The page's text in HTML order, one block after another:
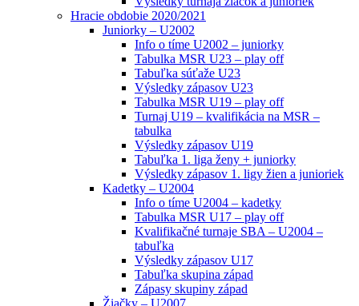
Hracie obdobie 2020/2021
Juniorky – U2002
Info o tíme U2002 – juniorky
Tabulka MSR U23 – play off
Tabuľka súťaže U23
Výsledky zápasov U23
Tabulka MSR U19 – play off
Turnaj U19 – kvalifikácia na MSR –
tabulka
Výsledky zápasov U19
Tabuľka 1. liga ženy + juniorky
Výsledky zápasov 1. ligy žien a junioriek
Kadetky – U2004
Info o tíme U2004 – kadetky
Tabulka MSR U17 – play off
Kvalifikačné turnaje SBA – U2004 –
tabuľka
Výsledky zápasov U17
Tabuľka skupina západ
Zápasy skupiny západ
Žiačky – U2007